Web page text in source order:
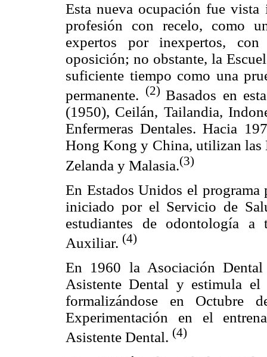
Esta nueva ocupación fue
profesión con recelo, como
expertos por inexpertos,
oposición; no obstante, la
suficiente tiempo como una
permanente. (2)Basados en
(1950), Ceilán, Tailandia,
Enfermeras Dentales. Hacia
Hong Kong y China, utilizan las
Zelanda y Malasia.(3)
En Estados Unidos el
iniciado por el Servicio de
estudiantes de odontología a
Auxiliar. (4)
En 1960 la Asociación
Asistente Dental y estimula
formalizándose en Octubre
Experimentación en el
Asistente Dental. (4)